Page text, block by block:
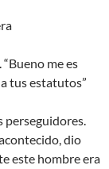
me es
tus estatutos”
perseguidores.
dio
este hombre era